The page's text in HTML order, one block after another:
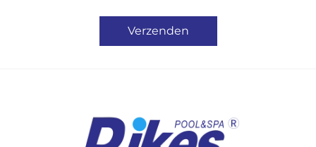
Verzenden